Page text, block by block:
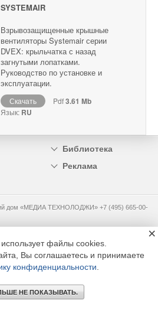
SYSTEMAIR
Взрывозащищенные крышные
вентиляторы Systemair серии
DVEX: крыльчатка с назад
загнутыми лопатками.
Руководство по установке и
эксплуатации.
Скачать Pdf3.61 Mb
Язык: RU
Библиотека
Реклама
дом «МЕДИА ТЕХНОЛОДЖИ» +7 (495) 665-00-
файлы cookies.
Вы соглашаетесь и принимаете
конфиденциальности
НЕ ПОКАЗЫВАТЬ.
×